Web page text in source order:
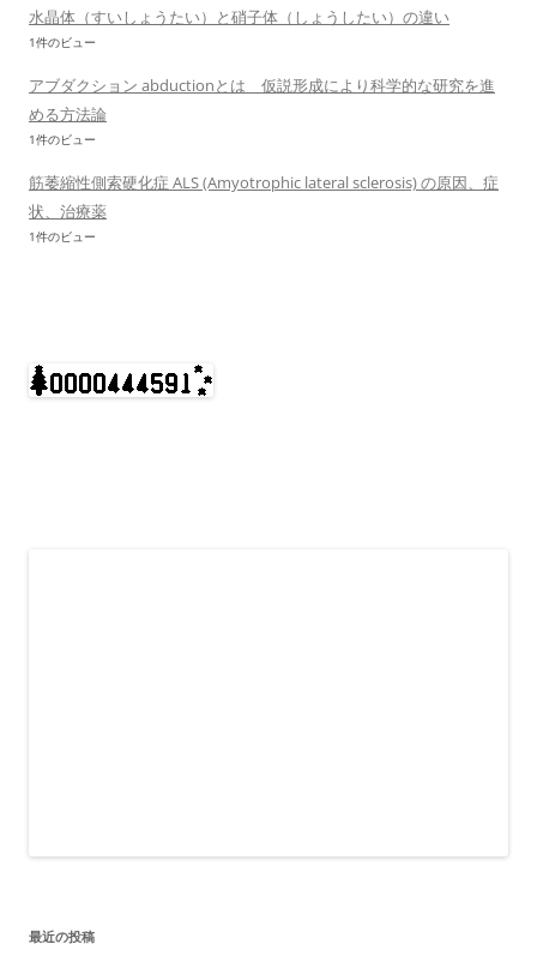
水晶体（すいしょうたい）と硝子体（しょうしたい）の違い
1件のビュー
アブダクション abductionとは 仮説形成により科学的な研究を進
める方法論
1件のビュー
筋萎縮性側索硬化症 ALS (Amyotrophic lateral sclerosis) の原因、症
状、治療薬
1件のビュー
最近の投稿